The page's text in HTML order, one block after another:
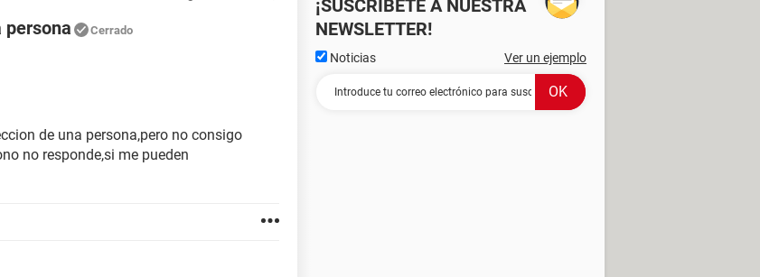
persona Cerrado
de una persona,pero no consigo
no responde,si me pueden
¡SUSCRÍBETE A NUESTRA
NEWSLETTER!
Noticias Ver un ejemplo